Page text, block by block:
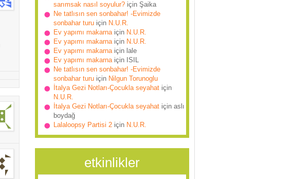
sarımsak nasıl soyulur? için Şaika
Ne tatlısın sen sonbahar! -Evimizde
sonbahar turu için N.U.R.
Ev yapımı makarnaiçin N.U.R.
Ev yapımı makarnaiçin N.U.R.
Ev yapımı makarnaiçin lale
Ev yapımı makarnaiçin ISIL
Ne tatlısın sen sonbahar! -Evimizde
sonbahar turu için Nilgun Torunoglu
İtalya Gezi Notları-Çocukla seyahat için
N.U.R.
İtalya Gezi Notları-Çocukla seyahat için aslı
boydağ
Lalaloopsy Partisi 2 için N.U.R.
etkinlikler